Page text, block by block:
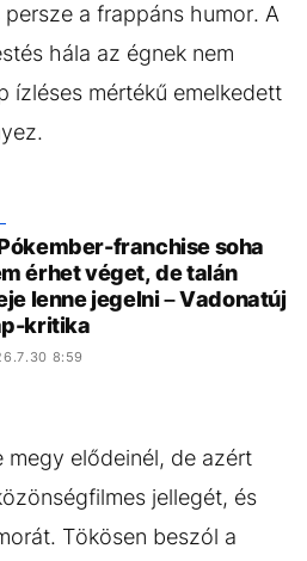
a frappáns humor. A
hála az égnek nem
ízléses mértékű emelkedett
franchise soha
érhet véget, de talán
lenne jegelni – Vadonatúj
kritika
8:59
elődeinél, de azért
jellegét, és
Tökösen beszól a